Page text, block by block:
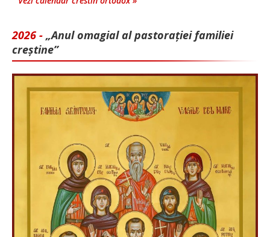
2026 - „Anul omagial al pastorației familiei
creștine”